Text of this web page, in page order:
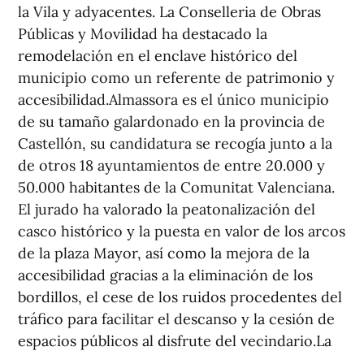
la Vila y adyacentes. La Conselleria de Obras
Públicas y Movilidad ha destacado la
remodelación en el enclave histórico del
municipio como un referente de patrimonio y
accesibilidad.Almassora es el único municipio
de su tamaño galardonado en la provincia de
Castellón, su candidatura se recogía junto a la
de otros 18 ayuntamientos de entre 20.000 y
50.000 habitantes de la Comunitat Valenciana.
El jurado ha valorado la peatonalización del
casco histórico y la puesta en valor de los arcos
de la plaza Mayor, así como la mejora de la
accesibilidad gracias a la eliminación de los
bordillos, el cese de los ruidos procedentes del
tráfico para facilitar el descanso y la cesión de
espacios públicos al disfrute del vecindario.La